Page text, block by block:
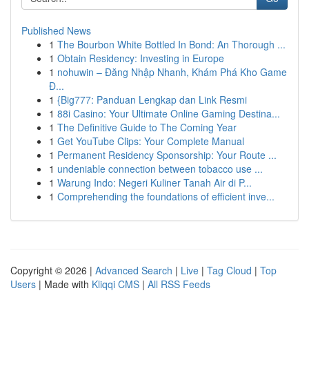
Published News
1 The Bourbon White Bottled In Bond: An Thorough ...
1 Obtain Residency: Investing in Europe
1 nohuwin – Đăng Nhập Nhanh, Khám Phá Kho Game
Đ...
1 {Big777: Panduan Lengkap dan Link Resmi
1 88i Casino: Your Ultimate Online Gaming Destina...
1 The Definitive Guide to The Coming Year
1 Get YouTube Clips: Your Complete Manual
1 Permanent Residency Sponsorship: Your Route ...
1 undeniable connection between tobacco use ...
1 Warung Indo: Negeri Kuliner Tanah Air di P...
1 Comprehending the foundations of efficient inve...
Copyright © 2026 | Advanced Search | Live | Tag Cloud | Top
Users | Made with Kliqqi CMS | All RSS Feeds